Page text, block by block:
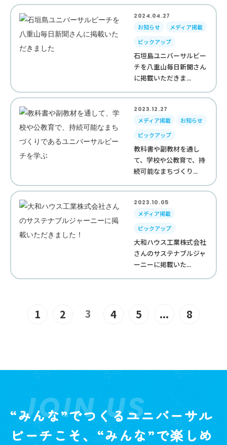
2024.04.27
お知らせ
メディア掲載
ピックアップ
石垣島ユニバーサルビー
チを八重山毎日新聞さん
に掲載いただきま...
2023.12.27
メディア掲載
お知らせ
ピックアップ
教科書や副教材を通し
て、学校や公教育で、持
続可能なまちづくり...
2023.10.05
メディア掲載
ピックアップ
大和ハウス工業株式会社
さんのサステナブルジャ
ーニーに掲載いた...
1 2 3 4 5 ... 8
JOIN US
“みんな”でつくるユニバーサル
ビーチこそ、“みんな”で楽しめ